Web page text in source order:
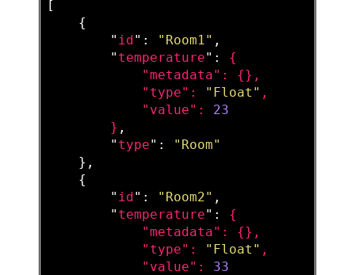
[
    {
        "
id": "Room1" ,
        "
temperature": {
            "
metadata": {} ,
            "
type": "Float" ,
            "
value": 23
} ,
        "
type":
"Room"
},
    {
        "
id": "Room2" ,
        "
temperature": {
            "
metadata": {} ,
            "
type": "Float" ,
            "
value": 33